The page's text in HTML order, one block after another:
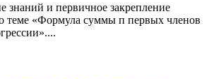
знаний и первичное закрепление
теме «Формула суммы п первых членов